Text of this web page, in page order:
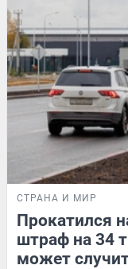
СТРАНА И МИР
Прокатился
штраф на 34
может